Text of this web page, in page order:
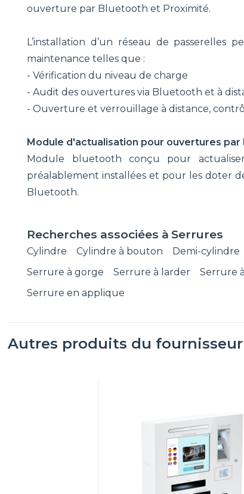
ouverture par Bluetooth et Proximité.
L’installation d’un réseau de passerelles
maintenance telles que :
- Vérification du niveau de charge
- Audit des ouvertures via Bluetooth et à
- Ouverture et verrouillage à distance,
Module d'actualisation pour ouvertures par
Module bluetooth conçu pour
préalablement installées et pour les doter
Bluetooth.
Recherches associées à Serrures
Cylindre Cylindre à bouton Demi-cylindre
Serrure à gorge
Serrure à larder Serrure
Serrure en applique
Autres produits du fournisseur